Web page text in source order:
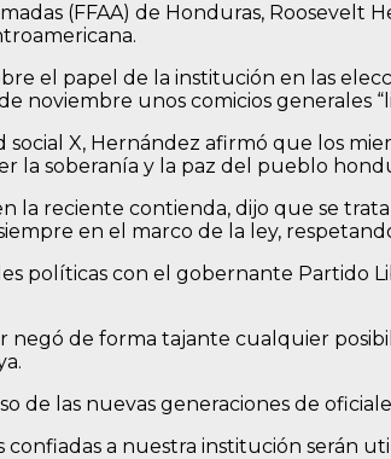
(FFAA) de Honduras, Roosevelt
el papel de la institución en las
noviembre unos comicios generales
X, Hernández afirmó que los
la soberanía y la paz del pueblo
la reciente contienda, dijo que se
en el marco de la ley,
políticas con el gobernante Partido
negó de forma tajante cualquier
de las nuevas generaciones de
a nuestra institución serán